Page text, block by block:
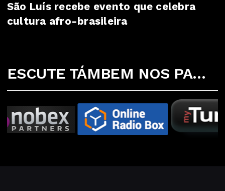
São Luís recebe evento que celebra
cultura afro-brasileira
ESCUTE TÁMBEM NOS PARCEIROS ABAIXO